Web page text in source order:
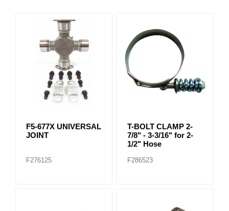
F5-677X UNIVERSAL
JOINT
F276125
T-BOLT CLAMP 2-
7/8" - 3-3/16" for 2-
1/2" Hose
F286523